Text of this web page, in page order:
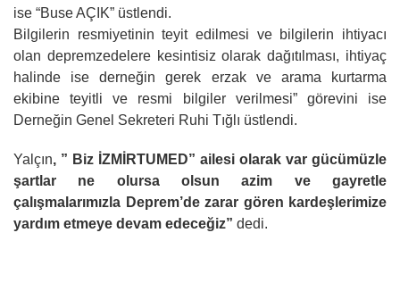
ise “Buse AÇIK” üstlendi.
Bilgilerin resmiyetinin teyit edilmesi ve bilgilerin ihtiyacı
olan depremzedelere kesintisiz olarak dağıtılması, ihtiyaç
halinde ise derneğin gerek erzak ve arama kurtarma
ekibine teyitli ve resmi bilgiler verilmesi” görevini ise
Derneğin Genel Sekreteri Ruhi Tığlı üstlendi.
Yalçın, ” Biz İZMİRTUMED” ailesi olarak var gücümüzle
şartlar ne olursa olsun azim ve gayretle
çalışmalarımızla Deprem’de zarar gören kardeşlerimize
yardım etmeye devam edeceğiz” dedi.